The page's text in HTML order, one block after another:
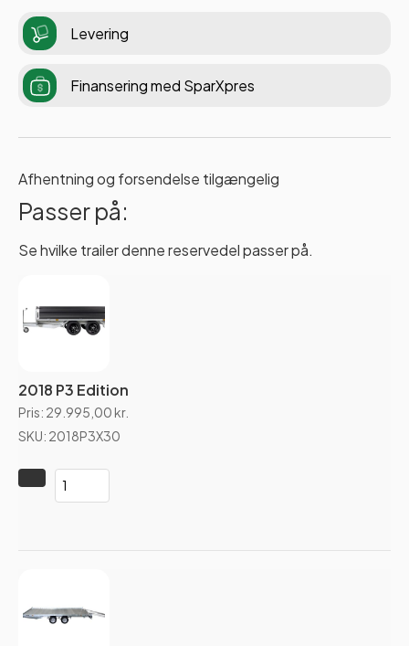
Levering
Finansering med SparXpres
Afhentning og forsendelse tilgængelig
Passer på:
Se hvilke trailer denne reservedel passer på.
2018 P3 Edition
Pris: 29.995,00 kr.
SKU: 2018P3X30